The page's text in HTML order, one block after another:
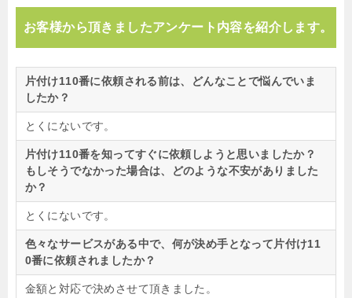
お客様から頂きましたアンケート内容を紹介します。
片付け110番に依頼される前は、どんなことで悩んでいま
したか？
とくにないです。
片付け110番を知ってすぐに依頼しようと思いましたか？
もしそうでなかった場合は、どのような不安がありました
か？
とくにないです。
色々なサービスがある中で、何が決め手となって片付け11
0番に依頼されましたか？
金額と対応で決めさせて頂きました。